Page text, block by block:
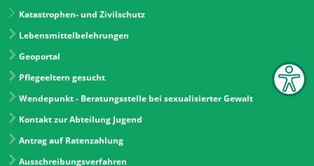
Katastrophen- und Zivilschutz
Lebensmittelbelehrungen
Geoportal
Pflegeeltern gesucht
Wendepunkt - Beratungsstelle bei sexualisierter Gewalt
Kontakt zur Abteilung Jugend
Antrag auf Ratenzahlung
Ausschreibungsverfahren